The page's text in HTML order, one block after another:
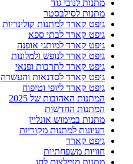
מתנות לנובי גוד
מתנות לסילבסטר
גיפט קארד למתנות קולינריות
גיפט קארד לבתי ספא
גיפט קארד למותגי אופנה
גיפט קארד לנופש ולמלונות
גיפט קארד לתרבות ופנאי
גיפט קארד לסדנאות והעשרה
גיפט קארד ליופי וטיפוח
המתנות האהובות של 2025
המתנות החדשות
מתנות במימוש אונליין
רעיונות למתנות מקוריות
גיפט קארד
חוויות משפחתיות
מתנות מומלצות לחג